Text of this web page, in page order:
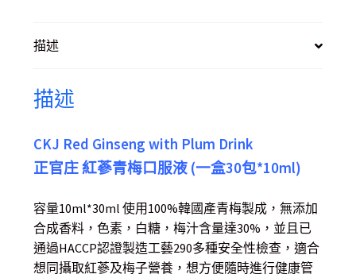
描述
描述
CKJ Red Ginseng with Plum Drink
正官庄 紅蔘青梅口服液 (一盒30包*10ml)
容量10ml*30ml 使用100%韓國產青梅製成，無添加
合成香料，色素，白糖，梅汁含量達30%，並且已
通過HACCP認證製造工藝290多種安全性檢查，適合
想同攝取紅蔘及梅子營養，想方便隨時進行健康管